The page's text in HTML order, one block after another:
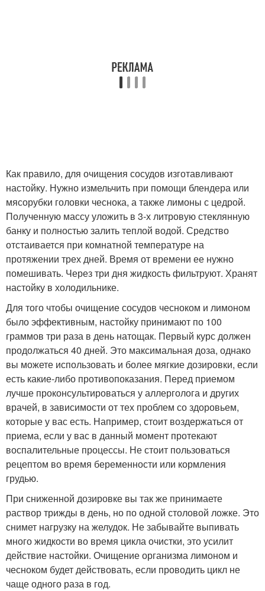
Как правило, для очищения сосудов изготавливают
настойку. Нужно измельчить при помощи блендера или
мясорубки головки чеснока, а также лимоны с цедрой.
Полученную массу уложить в 3-х литровую стеклянную
банку и полностью залить теплой водой. Средство
отстаивается при комнатной температуре на
протяжении трех дней. Время от времени ее нужно
помешивать. Через три дня жидкость фильтруют. Хранят
настойку в холодильнике.
Для того чтобы очищение сосудов чесноком и лимоном
было эффективным, настойку принимают по 100
граммов три раза в день натощак. Первый курс должен
продолжаться 40 дней. Это максимальная доза, однако
вы можете использовать и более мягкие дозировки, если
есть какие-либо противопоказания. Перед приемом
лучше проконсультироваться у аллерголога и других
врачей, в зависимости от тех проблем со здоровьем,
которые у вас есть. Например, стоит воздержаться от
приема, если у вас в данный момент протекают
воспалительные процессы. Не стоит пользоваться
рецептом во время беременности или кормления
грудью.
При сниженной дозировке вы так же принимаете
раствор трижды в день, но по одной столовой ложке. Это
снимет нагрузку на желудок. Не забывайте выпивать
много жидкости во время цикла очистки, это усилит
действие настойки. Очищение организма лимоном и
чесноком будет действовать, если проводить цикл не
чаще одного раза в год.